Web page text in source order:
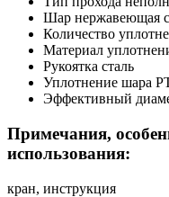
Шар нержавеющая
Количество
Материал
Рукоятка сталь
Уплотнение шара
Эффективный
Примечания,
использования:
кран, инструкция